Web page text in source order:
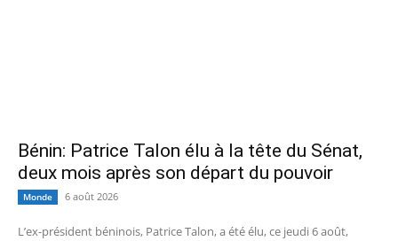
Bénin: Patrice Talon élu à la tête du Sénat,
deux mois après son départ du pouvoir
Monde 6 août 2026
L’ex-président béninois, Patrice Talon, a été élu, ce jeudi 6 août,